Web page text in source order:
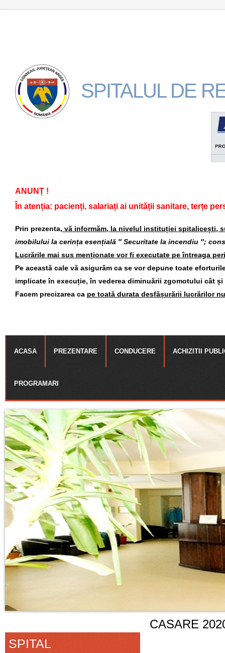
SPITALUL DE
ANUNȚ !
În atenția: pacienți, salariați ai unității sanitare, terțe
Prin prezenta, vă informăm, la nivelul instituției spitalicești,
imobilului la cerința esențială ″ Securitate la incendiu ″;
Lucrările mai sus menționate vor fi executate pe întreaga
Pe această cale vă asigurăm ca se vor depune toate
implicate în execuție, în vederea diminuării zgomotului cât
Facem precizarea ca pe toată durata desfășurării lucrărilor
ACASA PREZENTARE CONDUCERE ACHIZITII
PROGRAMARI
CASARE
SPITAL